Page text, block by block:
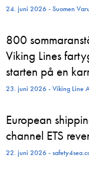
24. juni 2026 - Suomen
800
Viking Lines
starten på en
23. juni 2026 - Viking Line
European
channel ETS
22. juni 2026 -